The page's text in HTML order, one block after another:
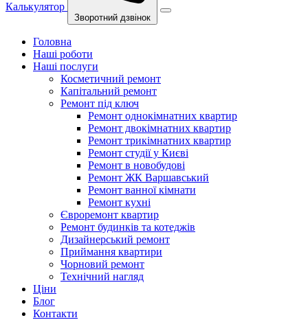
Калькулятор
Зворотний дзвінок
Головна
Наші роботи
Наші послуги
Косметичний ремонт
Капітальний ремонт
Ремонт під ключ
Ремонт однокімнатних квартир
Ремонт двокімнатних квартир
Ремонт трикімнатних квартир
Ремонт студії у Києві
Ремонт в новобудові
Ремонт ЖК Варшавський
Ремонт ванної кімнати
Ремонт кухні
Євроремонт квартир
Ремонт будинків та котеджів
Дизайнерський ремонт
Приймання квартири
Чорновий ремонт
Технічний нагляд
Ціни
Блог
Контакти